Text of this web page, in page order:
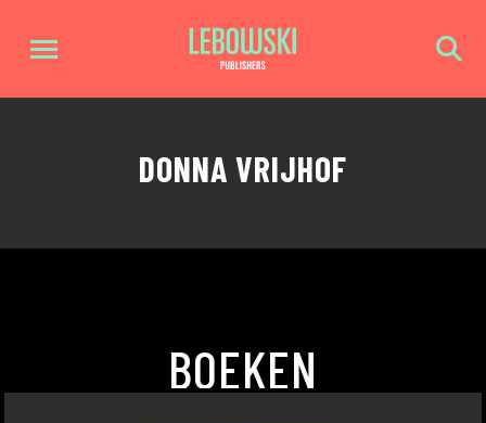
DONNA VRIJHOF
BOEKEN